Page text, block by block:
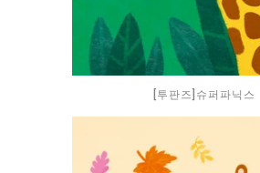
[투판즈]슈퍼파닉스